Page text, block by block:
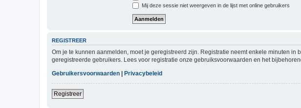
Mij deze sessie niet weergeven in de lijst met online gebruikers
REGISTREER
Om je te kunnen aanmelden, moet je geregistreerd zijn. Registratie neemt enkele minuten
geregistreerde gebruikers. Lees voor registratie onze gebruiksvoorwaarden en het
Gebruikersvoorwaarden | Privacybeleid
Registreer